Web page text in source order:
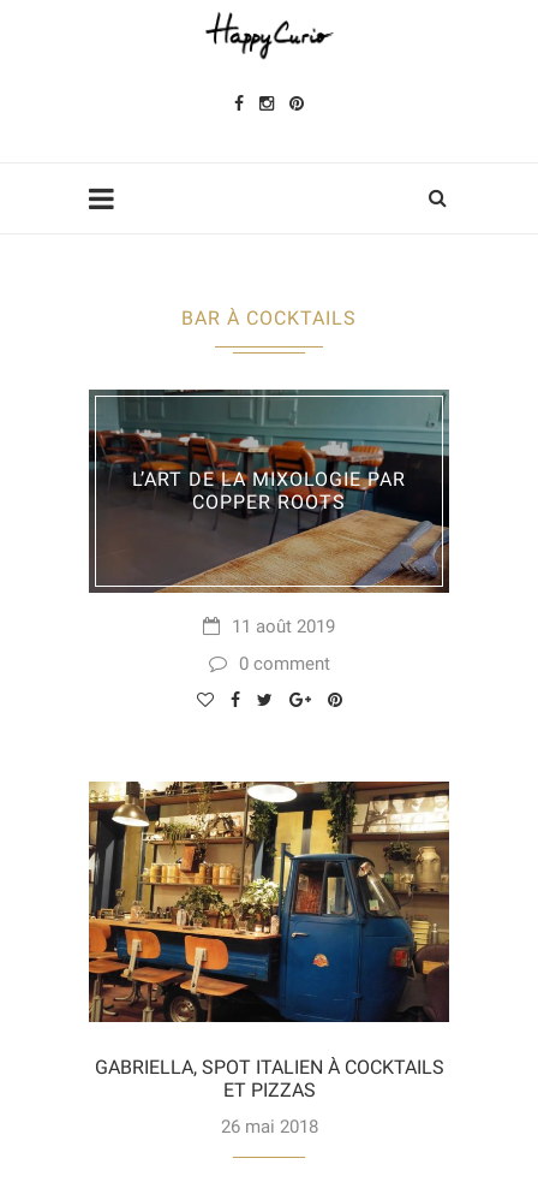
BAR À COCKTAILS
L’ART DE LA MIXOLOGIE PAR
COPPER ROOTS
11 août 2019
0 comment
GABRIELLA, SPOT ITALIEN À COCKTAILS
ET PIZZAS
26 mai 2018